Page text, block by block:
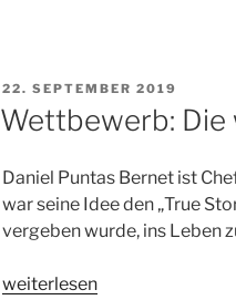
können“
VERÖFFENTLICHT
22. SEPTEMBER 2019
Wettbewerb:
Daniel Puntas Bernet ist
war seine Idee den „True
vergeben wurde, ins Leben
„Wettbewerb:
weiterlesen